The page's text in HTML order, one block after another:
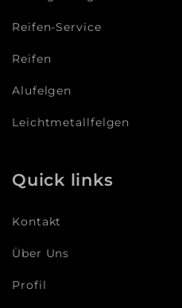
Reifen-Service
Reifen
Alufelgen
Leichtmetallfelgen
Quick links
Kontakt
Über Uns
Profil